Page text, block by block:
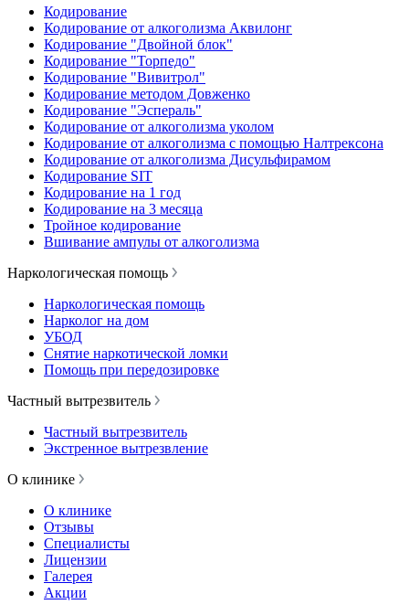
Кодирование
Кодирование от алкоголизма Аквилонг
Кодирование "Двойной блок"
Кодирование "Торпедо"
Кодирование "Вивитрол"
Кодирование методом Довженко
Кодирование "Эспераль"
Кодирование от алкоголизма уколом
Кодирование от алкоголизма с помощью Налтрексона
Кодирование от алкоголизма Дисульфирамом
Кодирование SIT
Кодирование на 1 год
Кодирование на 3 месяца
Тройное кодирование
Вшивание ампулы от алкоголизма
Наркологическая помощь
Наркологическая помощь
Нарколог на дом
УБОД
Снятие наркотической ломки
Помощь при передозировке
Частный вытрезвитель
Частный вытрезвитель
Экстренное вытрезвление
О клинике
О клинике
Отзывы
Специалисты
Лицензии
Галерея
Акции